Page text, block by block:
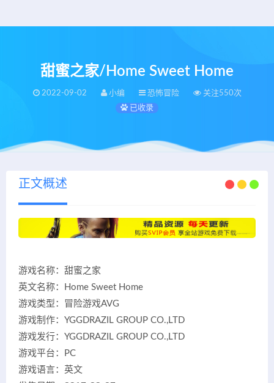
甜蜜之家/Home Sweet Home
2022-09-02 小编 恐怖冒险
关注550次
已收录
正文概述
游戏名称：甜蜜之家
英文名称：Home Sweet Home
游戏类型：冒险游戏AVG
游戏制作：YGGDRAZIL GROUP CO.,LTD
游戏发行：YGGDRAZIL GROUP CO.,LTD
游戏平台：PC
游戏语言：英文